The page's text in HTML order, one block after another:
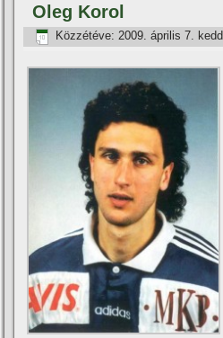
Oleg Korol
Közzétéve: 2009. április 7. kedd